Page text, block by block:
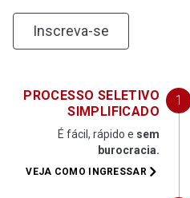
6º SEMESTRE
31 Educação
Inscreva-se
PROCESSO SELETIVO
SIMPLIFICADO
É fácil, rápido e sem
burocracia.
VEJA COMO INGRESSAR